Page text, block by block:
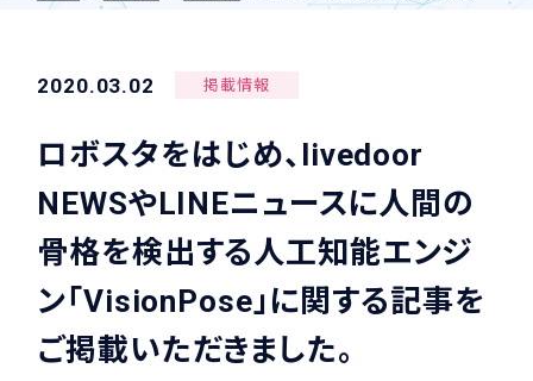
2020.03.02 掲載情報
ロボスタをはじめ、livedoor
NEWSやLINEニュースに人間の
骨格を検出する人工知能エンジ
ン「VisionPose」に関する記事を
ご掲載いただきました。